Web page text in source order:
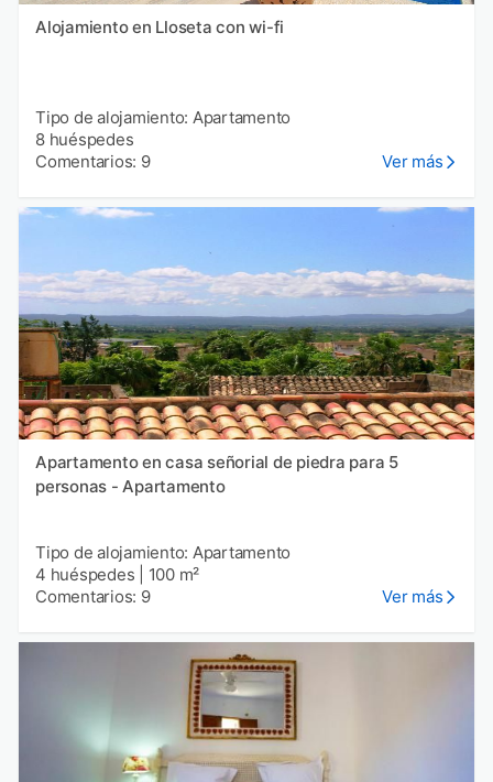
Alojamiento en Lloseta con wi-fi
Tipo de alojamiento: Apartamento
8 huéspedes
Comentarios: 9
Ver más
Apartamento en casa señorial de piedra para 5
personas - Apartamento
Tipo de alojamiento: Apartamento
4 huéspedes
100 m²
Comentarios: 9
Ver más